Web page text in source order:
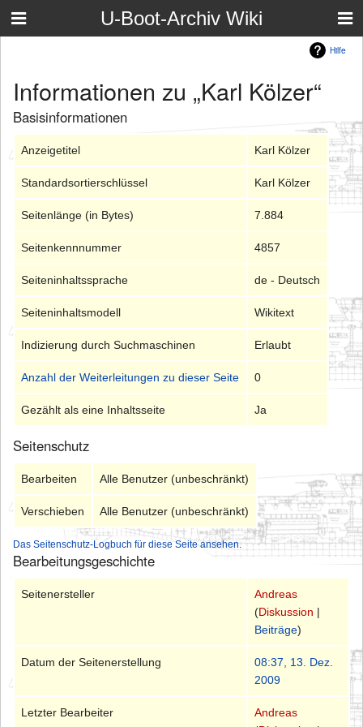
U-Boot-Archiv Wiki
Hilfe
Informationen zu „Karl Kölzer“
Basisinformationen
Anzeigetitel Karl Kölzer
Standardsortierschlüssel Karl Kölzer
Seitenlänge (in Bytes) 7.884
Seitenkennnummer 4857
Seiteninhaltssprache de - Deutsch
Seiteninhaltsmodell Wikitext
Indizierung durch Suchmaschinen Erlaubt
Anzahl der Weiterleitungen zu dieser Seite 0
Gezählt als eine Inhaltsseite Ja
Seitenschutz
Bearbeiten Alle Benutzer (unbeschränkt)
Verschieben Alle Benutzer (unbeschränkt)
Das Seitenschutz-Logbuch für diese Seite ansehen.
Bearbeitungsgeschichte
Seitenersteller
Andreas
(Diskussion |
Beiträge)
Datum der Seitenerstellung
08:37, 13. Dez.
2009
Letzter Bearbeiter
Andreas